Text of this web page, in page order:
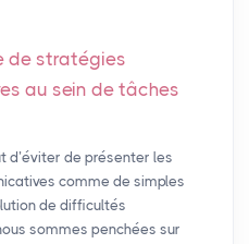
de stratégies
au sein de tâches
d’éviter de présenter les
comme de simples
de difficultés
sommes penchées sur